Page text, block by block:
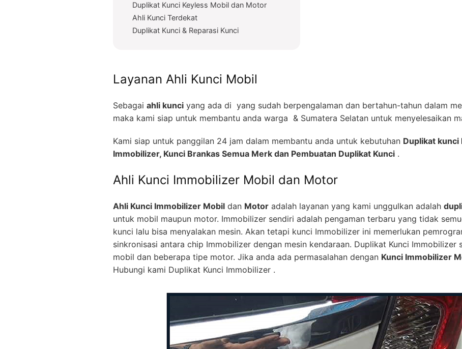
Duplikat Kunci Keyless Mobil dan Motor
Ahli Kunci Terdekat
Duplikat Kunci & Reparasi Kunci
Layanan Ahli Kunci Mobil
Sebagai ahli kunci yang ada di yang sudah berpengalaman dan bertahun-tahun dalam
maka kami siap untuk membantu anda warga & Sumatera Selatan untuk menyelesaikan
Kami siap untuk panggilan 24 jam dalam membantu anda untuk kebutuhan Duplikat kunci
Immobilizer, Kunci Brankas Semua Merk dan Pembuatan Duplikat Kunci .
Ahli Kunci Immobilizer Mobil dan Motor
Ahli Kunci Immobilizer Mobil dan Motor adalah layanan yang kami unggulkan adalah
untuk mobil maupun motor. Immobilizer sendiri adalah pengaman terbaru yang tidak
kunci lalu bisa menyalakan mesin. Akan tetapi kunci Immobilizer ini memerlukan
sinkronisasi antara chip Immobilizer dengan mesin kendaraan. Duplikat Kunci Immobilizer
mobil dan beberapa tipe motor. Jika anda ada permasalahan dengan Kunci Immobilizer
Hubungi kami Duplikat Kunci Immobilizer .